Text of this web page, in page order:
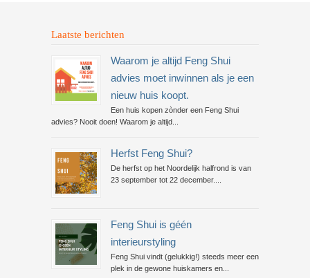
Laatste berichten
Waarom je altijd Feng Shui
advies moet inwinnen als je een
nieuw huis koopt.
Een huis kopen zònder een Feng Shui
advies? Nooit doen! Waarom je altijd...
Herfst Feng Shui?
De herfst op het Noordelijk halfrond is van
23 september tot 22 december....
Feng Shui is géén
interieurstyling
Feng Shui vindt (gelukkig!) steeds meer een
plek in de gewone huiskamers en...